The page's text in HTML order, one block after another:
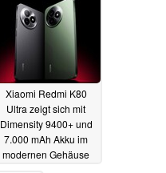
Xiaomi Redmi K80
Ultra zeigt sich mit
Dimensity 9400+ und
7.000 mAh Akku im
modernen Gehäuse